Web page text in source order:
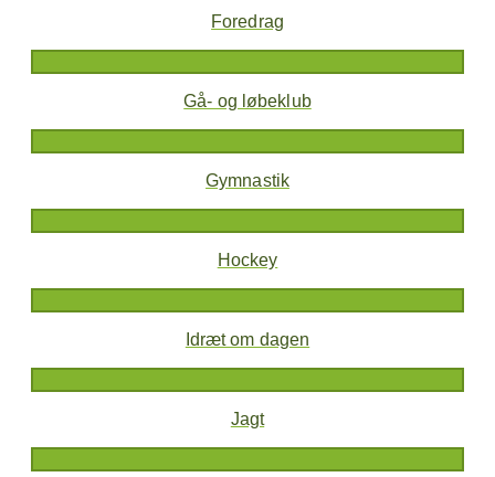
Foredrag
Gå- og løbeklub
Gymnastik
Hockey
Idræt om dagen
Jagt